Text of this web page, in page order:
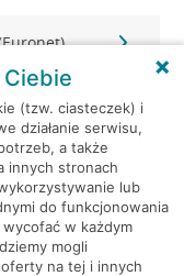
(Euronet)
Cash)
(tzw. ciasteczek) i
działanie serwisu,
a także
innych stronach
lub
do funkcjonowania
w każdym
mogli
na tej i innych